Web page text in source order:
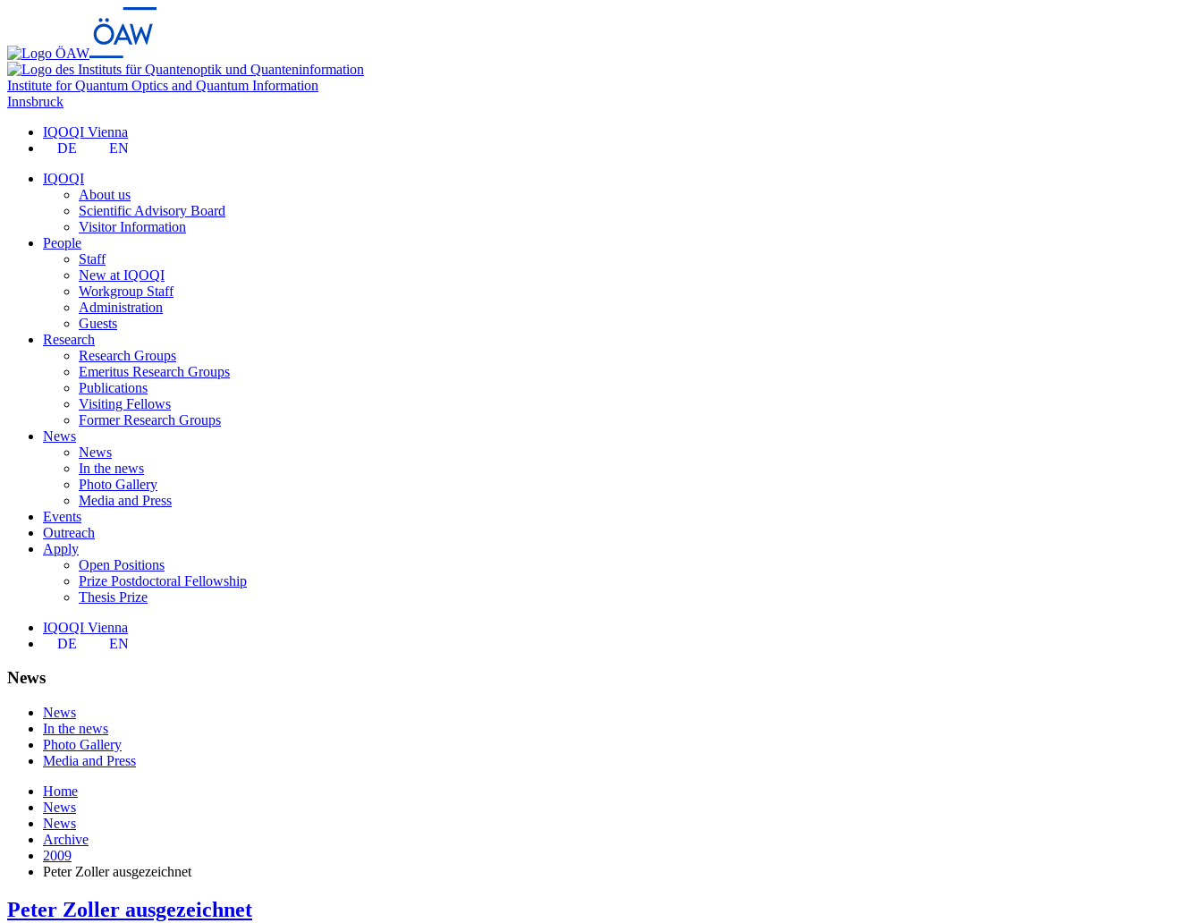
Institute for Quantum Optics and Quantum Information
Innsbruck
IQOQI Vienna
DE
EN
IQOQI
About us
Scientific Advisory Board
Visitor Information
People
Staff
New at IQOQI
Workgroup Staff
Administration
Guests
Research
Research Groups
Emeritus Research Groups
Publications
Visiting Fellows
Former Research Groups
News
News
In the news
Photo Gallery
Media and Press
Events
Outreach
Apply
Open Positions
Prize Postdoctoral Fellowship
Thesis Prize
IQOQI Vienna
DE
EN
News
News
In the news
Photo Gallery
Media and Press
Home
News
News
Archive
2009
Peter Zoller ausgezeichnet
Peter Zoller ausgezeichnet